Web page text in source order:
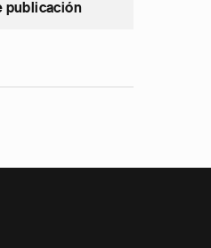
publicación